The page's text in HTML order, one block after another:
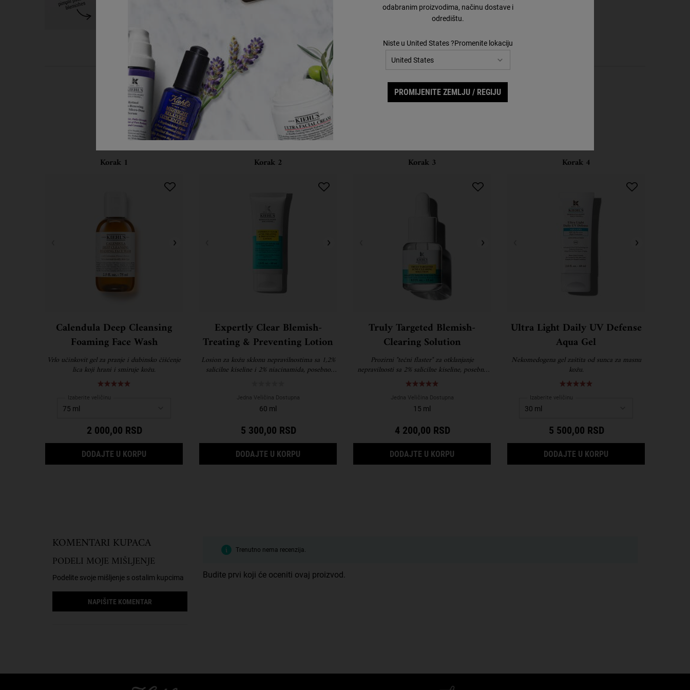
Lotion.
Upotpunite svoju rutinu
Otkrijte efikasne formule koje će unaprediti Vašu rutinu.
Korak 1
Calendula Deep Cleansing
Foaming Face Wash
Vrlo učinkovit gel za pranje i dubinsko čišćenje
lica koji hrani i smiruje kožu.
Izaberite veličinu
2 000,00 RSD
DODAJTE U KORPU CALENDULA DEEP CLEANSING FOAMING FACE WASH
Korak 2
Expertly Clear Blemish-
Treating & Preventing Lotion
Losion za kožu sklonu nepravilnostima sa 1,2%
salicilne kiseline i 2% niacinamida, posebno
Jedna Veličina Dostupna
60 ml
5 300,00 RSD
DODAJTE U KORPU EXPERTLY CLEAR BLEMISH-TREATING & PREVENTING LOTION
Korak 3
Truly Targeted Blemish-
Clearing Solution
Prozirni "tečni flaster" za otklanjanje
nepravilnosti sa 2% salicilne kiseline, posebno
formulisan za vidljivo smanjenje veličine,
intenziteta boje i tragova bubuljica.
Jedna Veličina Dostupna
15 ml
4 200,00 RSD
DODAJTE U KORPU TRULY TARGETED BLEMISH-CLEARING SOLUTION
Korak 4
Ultra Light Daily UV Defense
Aqua Gel
Nekomedogena gel zaštita od sunca za masnu
kožu.
Izaberite veličinu
5 500,00 RSD
DODAJTE U KORPU
KOMENTARI KUPACA
PODELI MOJE MIŠLJENJE
Podelite svoje mišljenje s ostalim kupcima
NAPIŠITE KOMENTAR
Trenutno nema recenzija.
Budite prvi koji će oceniti ovaj proizvod.
odabranim proizvodima, načinu dostave i
odredištu.
Niste u United States ?Promenite lokaciju
PROMIJENITE ZEMLJU / REGIJU